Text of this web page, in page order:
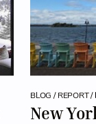
BLOG / REPORT /
New